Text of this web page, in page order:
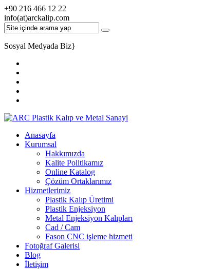
+90 216 466 12 22
info(at)arckalip.com
Sosyal Medyada Biz}
Anasayfa
Kurumsal
Hakkımızda
Kalite Politikamız
Online Katalog
Çözüm Ortaklarımız
Hizmetlerimiz
Plastik Kalıp Üretimi
Plastik Enjeksiyon
Metal Enjeksiyon Kalıpları
Cad / Cam
Fason CNC işleme hizmeti
Fotoğraf Galerisi
Blog
İletişim